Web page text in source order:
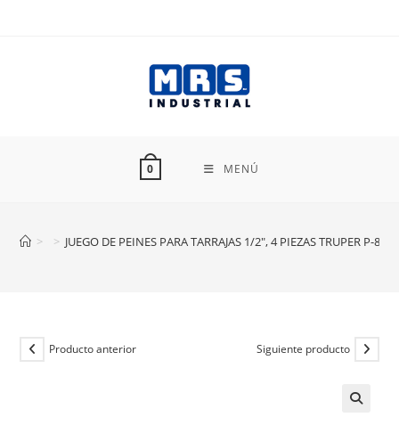
0 MENÚ
> > JUEGO DE PEINES PARA TARRAJAS 1/2″, 4 PIEZAS TRUPER P-
Producto anterior Siguiente producto